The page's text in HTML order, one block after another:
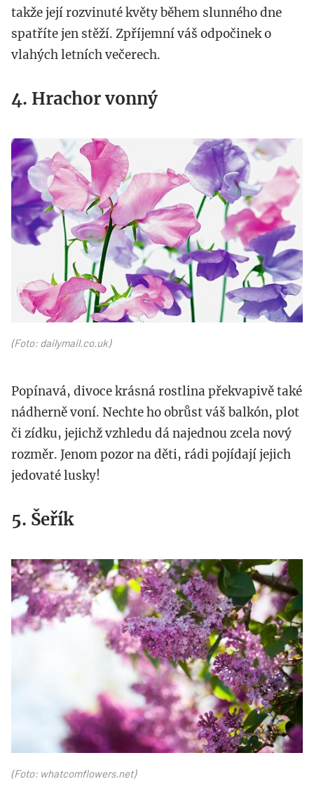
takže její rozvinuté květy během slunného dne
spatříte jen stěží. Zpříjemní váš odpočinek o
vlahých letních večerech.
4. Hrachor vonný
hrachor.jpg
(Foto: dailymail.co.uk)
Popínavá, divoce krásná rostlina překvapivě také
nádherně voní. Nechte ho obrůst váš balkón, plot
či zídku, jejichž vzhledu dá najednou zcela nový
rozměr. Jenom pozor na děti, rádi pojídají jejich
jedovaté lusky!
5. Šeřík
serik2.jpg
(Foto: whatcomflowers.net)